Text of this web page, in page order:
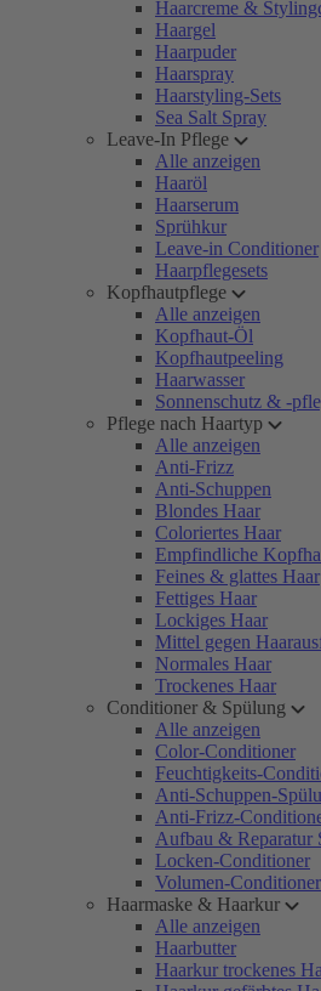
Haarcreme &
Haargel
Haarpuder
Haarspray
Haarstyling-Sets
Sea Salt Spray
Leave-In Pflege
Alle anzeigen
Haaröl
Haarserum
Sprühkur
Leave-in Conditioner
Haarpflegesets
Kopfhautpflege
Alle anzeigen
Kopfhaut-Öl
Kopfhautpeeling
Haarwasser
Sonnenschutz & -
Pflege nach Haartyp
Alle anzeigen
Anti-Frizz
Anti-Schuppen
Blondes Haar
Coloriertes Haar
Empfindliche
Feines & glattes Haar
Fettiges Haar
Lockiges Haar
Mittel gegen
Normales Haar
Trockenes Haar
Conditioner & Spülung
Alle anzeigen
Color-Conditioner
Feuchtigkeits-
Anti-Schuppen-
Anti-Frizz-
Aufbau & Reparatur
Locken-Conditioner
Volumen-Conditioner
Haarmaske & Haarkur
Alle anzeigen
Haarbutter
Haarkur trockenes